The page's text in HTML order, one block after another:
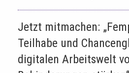
Jetzt mitmachen:
Teilhabe und
digitalen Arbeitswelt